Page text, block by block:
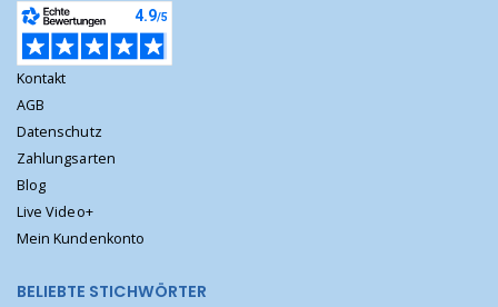
Kontakt
AGB
Datenschutz
Zahlungsarten
Blog
Live Video+
Mein Kundenkonto
BELIEBTE STICHWÖRTER